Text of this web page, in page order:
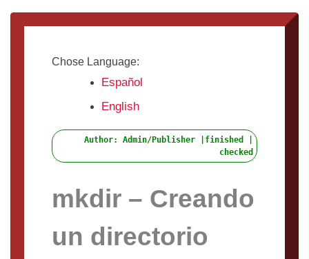
Chose Language:
Español
English
Author: Admin/Publisher |finished |
checked
mkdir – Creando
un directorio